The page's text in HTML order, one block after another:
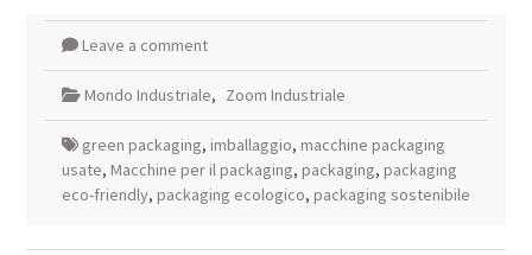
Leave a comment
Mondo Industriale, Zoom Industriale
green packaging, imballaggio, macchine packaging
usate, Macchine per il packaging, packaging, packaging
eco-friendly, packaging ecologico, packaging sostenibile